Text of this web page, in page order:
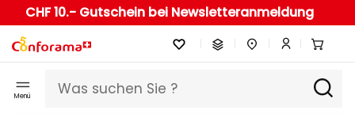
CHF 10.- Gutschein bei Newsletteranmeldung
Menü